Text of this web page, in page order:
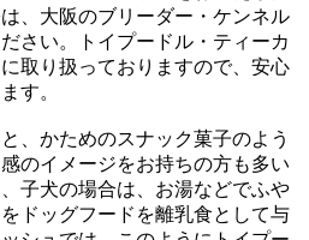
、大阪のブリーダー・ケンネル
さい。トイプードル・ティーカ
取り扱っておりますので、安心
す。
、かためのスナック菓子のよう
のイメージをお持ちの方も多い
子犬の場合は、お湯などでふや
ドッグフードを離乳食として与